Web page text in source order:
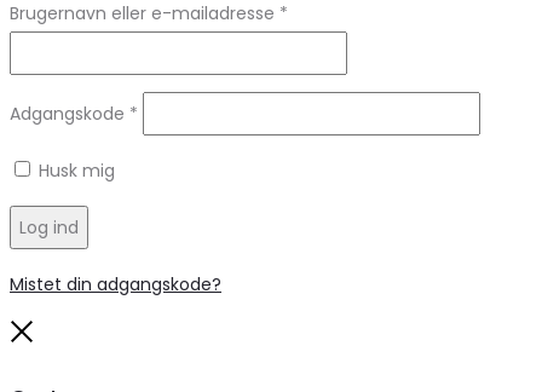
Brugernavn eller e-mailadresse *
Adgangskode *
Husk mig
Log ind
Mistet din adgangskode?